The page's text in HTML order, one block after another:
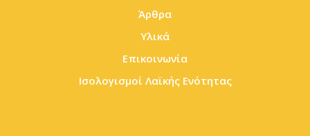
Άρθρα
Υλικά
Επικοινωνία
Ισολογισμοί Λαϊκής Ενότητας